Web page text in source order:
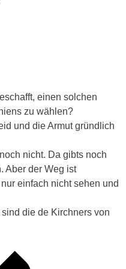
einen solchen
zu wählen?
und die Armut gründlich
nicht. Da gibts noch
Aber der Weg ist
einfach nicht sehen und
die de Kirchners von